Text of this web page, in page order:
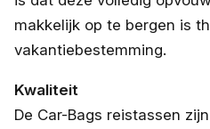
makkelijk op te bergen is
vakantiebestemming.
Kwaliteit
De Car-Bags reistassen